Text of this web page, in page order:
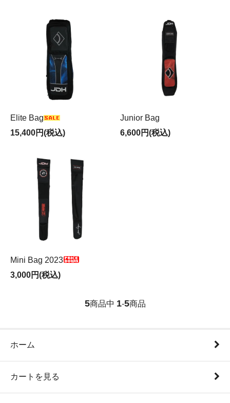
Elite Bag
15,400円(税込)
Junior Bag
6,600円(税込)
Mini Bag 2023
3,000円(税込)
5商品中 1-5商品
ホーム
カートを見る